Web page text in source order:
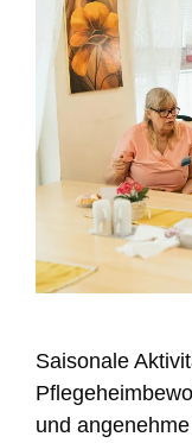
Saisonale
und